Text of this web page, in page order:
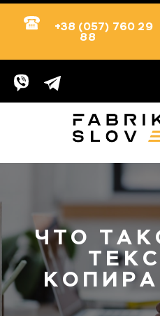
+38 (057) 760 29
88
ЧТО